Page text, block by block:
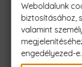
Weboldalunk
biztosításához,
valamint
engedélyezed-e.